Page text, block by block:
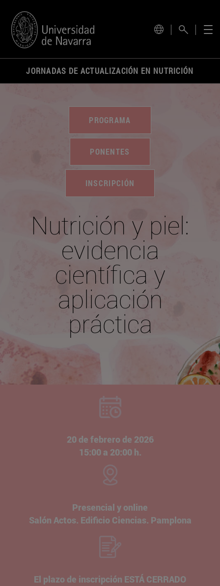
JORNADAS DE ACTUALIZACIÓN EN NUTRICIÓN
PROGRAMA
PONENTES
INSCRIPCIÓN
Nutrición y piel:
evidencia
científica y
aplicación
práctica
20 de febrero de 2026
15:00 a 20:00 h.
Presencial y online
Salón Actos. Edificio Ciencias. Pamplona
El plazo de inscripción ESTÁ CERRADO